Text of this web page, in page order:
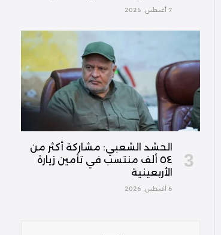
7 أغسطس, 2026
الحشد الشعبي: مشاركة أكثر من
٥٤ ألف منتسب في تأمين زيارة
الأربعينية
6 أغسطس, 2026